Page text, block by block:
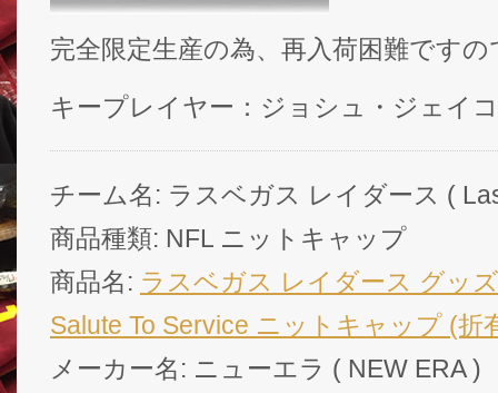
完全限定生産の為、再入荷困難です
キープレイヤー：ジョシュ・ジェイ
チーム名: ラスベガス レイダース (
商品種類: NFL ニットキャップ
商品名: ラスベガス レイダース グッ
Salute To Service ニットキャップ (折
メーカー名: ニューエラ ( NEW ERA )